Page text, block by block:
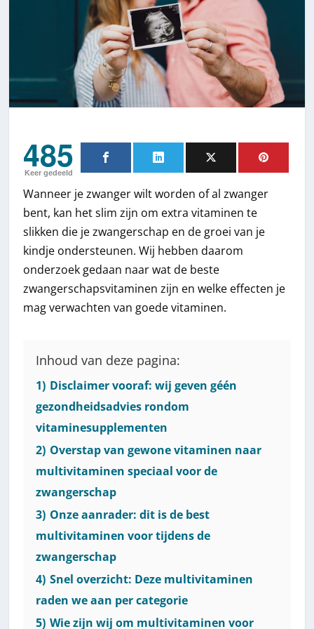
485
Keer gedeeld
Wanneer je zwanger wilt worden of al zwanger
bent, kan het slim zijn om extra vitaminen te
slikken die je zwangerschap en de groei van je
kindje ondersteunen. Wij hebben daarom
onderzoek gedaan naar wat de beste
zwangerschapsvitaminen zijn en welke effecten je
mag verwachten van goede vitaminen.
Inhoud van deze pagina:
1) Disclaimer vooraf: wij geven géén
gezondheidsadvies rondom
vitaminesupplementen
2) Overstap van gewone vitaminen naar
multivitaminen speciaal voor de
zwangerschap
3) Onze aanrader: dit is de best
multivitaminen voor tijdens de
zwangerschap
4) Snel overzicht: Deze multivitaminen
raden we aan per categorie
5) Wie zijn wij om multivitaminen voor